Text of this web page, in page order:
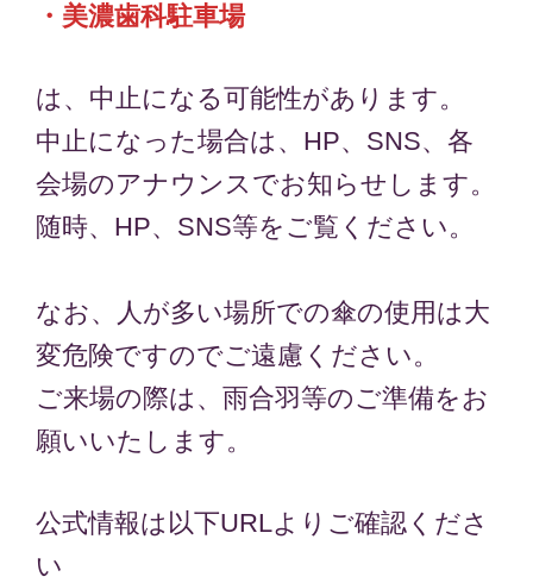
・美濃歯科駐車場
は、中止になる可能性があります。
中止になった場合は、HP、SNS、各
会場のアナウンスでお知らせします。
随時、HP、SNS等をご覧ください。
なお、人が多い場所での傘の使用は大
変危険ですのでご遠慮ください。
ご来場の際は、雨合羽等のご準備をお
願いいたします。
公式情報は以下URLよりご確認くださ
い